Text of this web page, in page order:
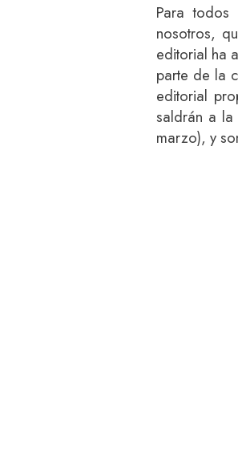
Para todos
nosotros,
editorial ha
parte de la
editorial
saldrán a
marzo), y